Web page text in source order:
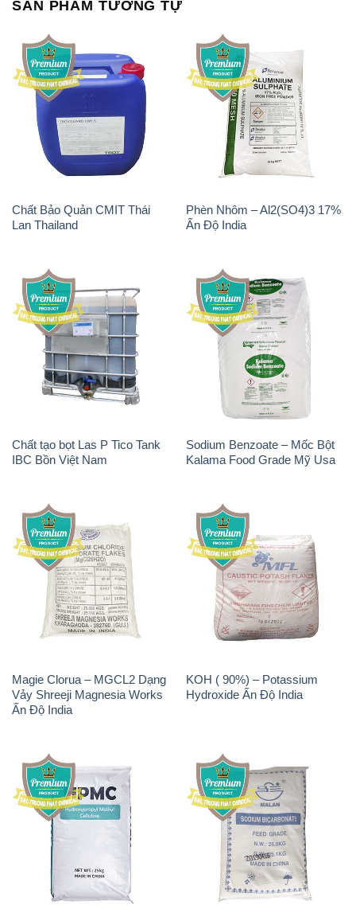
SẢN PHẨM TƯƠNG TỰ
Chất Bảo Quản CMIT Thái
Lan Thailand
Phèn Nhôm – Al2(SO4)3 17%
Ấn Độ India
Chất tạo bọt Las P Tico Tank
IBC Bồn Việt Nam
Sodium Benzoate – Mốc Bột
Kalama Food Grade Mỹ Usa
Magie Clorua – MGCL2 Dạng
Vảy Shreeji Magnesia Works
Ấn Độ India
KOH ( 90%) – Potassium
Hydroxide Ấn Độ India